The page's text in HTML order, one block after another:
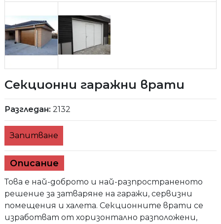
Секционни гаражни врати
Описание
Това е най-доброто и най-разпространеното
решение за затваряне на гаражи, сервизни
помещения и халета. Секционните врати се
изработват от хоризонтално разположени,
Разгледан: 2132
Запитване